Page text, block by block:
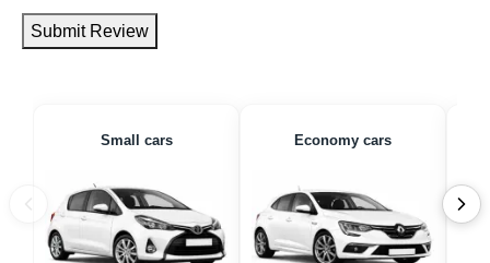
Submit Review
Small cars Economy cars